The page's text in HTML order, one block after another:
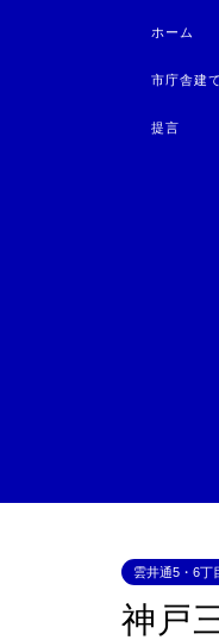
ホーム
市庁舎建
提言
雲井通5・6丁
神戸